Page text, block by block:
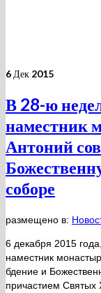
6 Дек 2015
В 28-ю
наместник
Антоний
соборе
размещено в:
6 декабря 2015
наместник
бдение и
причастием